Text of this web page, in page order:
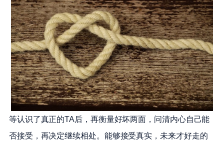
等认识了真正的TA后，再衡量好坏两面，问清内心自己能
否接受，再决定继续相处。能够接受真实，未来才好走的